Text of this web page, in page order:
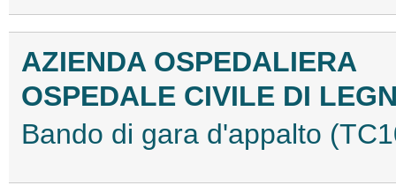
AZIENDA OSPEDALIERA
OSPEDALE CIVILE DI
Bando di gara d'appalto